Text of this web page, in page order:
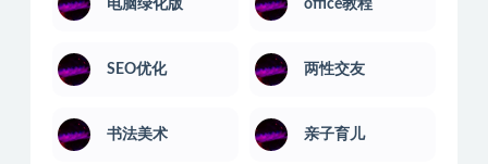
电脑绿化版 office教程
SEO优化 两性交友
书法美术 亲子育儿